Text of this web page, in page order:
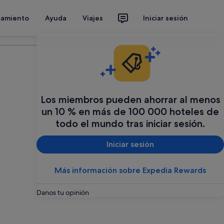
Ayuda Viajes Iniciar sesión
Los miembros pueden ahorrar al menos
un 10 % en más de 100 000 hoteles de
todo el mundo tras iniciar sesión.
Iniciar sesión
Más información sobre Expedia Rewards
Danos tu opinión